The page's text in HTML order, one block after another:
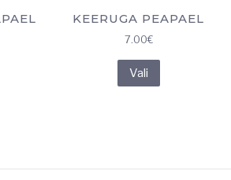
KEERUGA PEAPAEL
7.00€
Vali